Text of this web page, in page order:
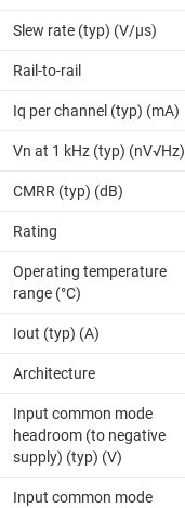
Slew rate (typ) (V/µs)
Rail-to-rail
Iq per channel (typ) (mA)
Vn at 1 kHz (typ) (nV√Hz)
CMRR (typ) (dB)
Rating
Operating temperature
range (°C)
Iout (typ) (A)
Architecture
Input common mode
headroom (to negative
supply) (typ) (V)
Input common mode